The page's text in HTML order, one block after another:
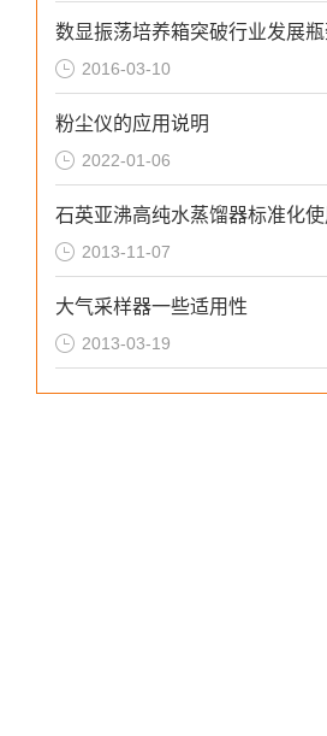
数显振荡培养箱突破行业发展瓶
2016-03-10
粉尘仪的应用说明
2022-01-06
石英亚沸高纯水蒸馏器标准化
2013-11-07
大气采样器一些适用性
2013-03-19